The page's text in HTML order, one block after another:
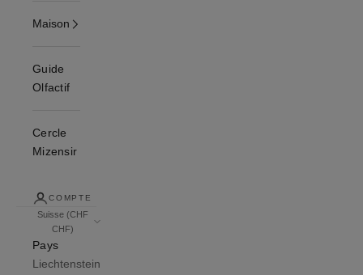
Maison
Guide
Olfactif
Cercle
Mizensir
COMPTE
Suisse (CHF
CHF)
Pays
Liechtenstein